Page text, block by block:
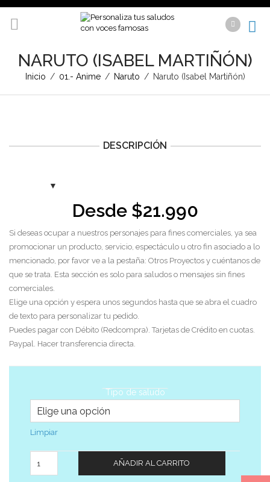
NARUTO (ISABEL MARTIÑÓN)
Inicio / 01.- Anime / Naruto / Naruto (Isabel Martiñón)
DESCRIPCIÓN
Desde $21.990
Si deseas ocupar a nuestros personajes para fines comerciales, ya sea
promocionar un producto, servicio, espectáculo u otro fin asociado a lo
mencionado, por favor ve a la pestaña: Otros Proyectos y cuéntanos de
que se trata. Esta sección es solo para saludos o mensajes sin fines
comerciales.
Elige una opción y espera unos segundos hasta que se abra el cuadro
de texto para personalizar tu pedido.
Puedes pagar con Débito (Redcompra). Tarjetas de Crédito en cuotas.
Paypal. Hacer transferencia directa.
Tipo de saludo
Limpiar
AÑADIR AL CARRITO